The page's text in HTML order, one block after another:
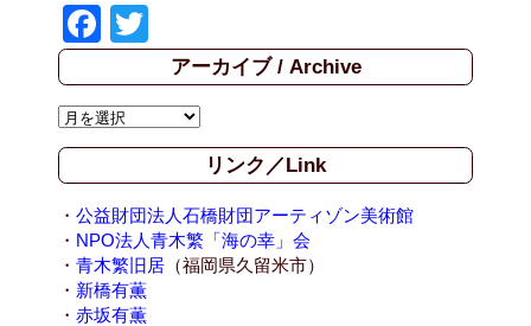
F
a
c
e
b
o
o
k
wi
tt
er
アーカイブ / Archive
ア
イ
ブ
A
c
リンク／Link
・ 公益財団法人石橋財団アーティゾン美術館
・ NPO法人青木繁「海の幸」会
・ 青木繁旧居 （福岡県久留米市）
・ 新橋有薫
・ 赤坂有薫